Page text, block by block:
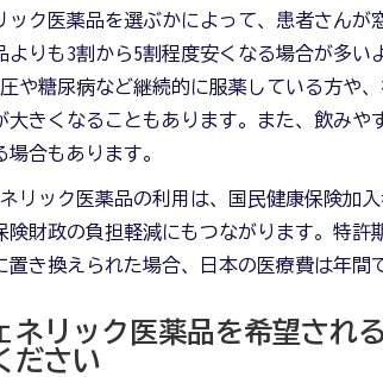
ック医薬品を選ぶかによって、患者さん
よりも3割から5割程度安くなる場合が多い
や糖尿病など継続的に服薬している方や
大きくなることもあります。また、飲み
場合もあります。
リック医薬品の利用は、国民健康保険加
険財政の負担軽減にもつながります。特許
置き換えられた場合、日本の医療費は年間
ネリック医薬品を希望され
ださい